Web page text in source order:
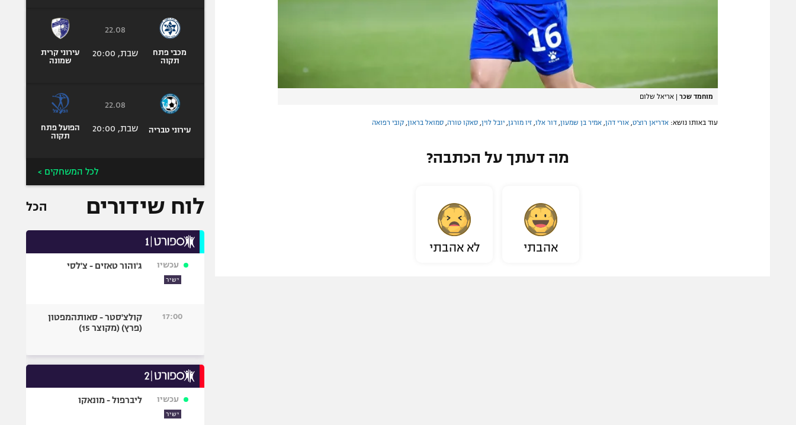
מוחמד שכר | אריאל שלום
עוד באותו נושא: אדריאן רוצ'ט אורי דהן אמיר בן שמעון דור אלו זיו מורגן יובל לוין סאקו טורה סמואל בראון קובי רפואה
מה דעתך על הכתבה?
אהבתי לא אהבתי
מכבי פתח
תקוה
22.08
שבת, 20:00
עירוני קרית
שמונה
עירוני טבריה
22.08
שבת, 20:00
הפועל פתח
תקוה
לכל המשחקים >
לוח שידורים הכל
עכשיו
ישיר
ג'והור טאזים - צ'לסי
17:00
קולצ'סטר - סאותהמפטון
(פרץ) (מקוצר 15)
עכשיו
ישיר
ליברפול - מונאקו